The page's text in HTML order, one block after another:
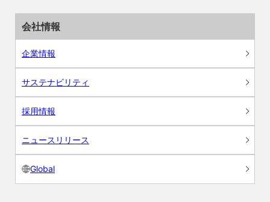
会社情報
企業情報
サステナビリティ
採用情報
ニュースリリース
Global